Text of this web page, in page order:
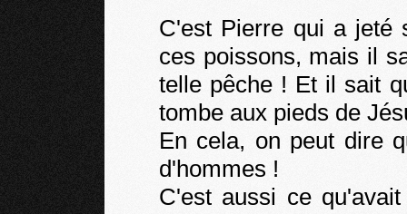
C'est Pierre qui a jeté
ces poissons, mais il
telle pêche ! Et il sait
tombe aux pieds de
En cela, on peut dire
d'hommes !
C'est aussi ce